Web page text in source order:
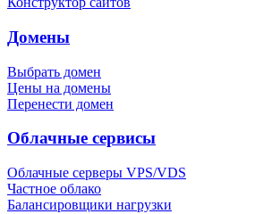
Домены
Выбрать домен
Цены на домены
Перенести домен
Облачные сервисы
Облачные серверы VPS/VDS
Частное облако
Балансировщики нагрузки